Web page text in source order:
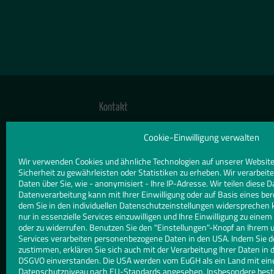
Cookie-Einwilligung verwalten
Wir verwenden Cookies und ähnliche Technologien auf unserer
Sicherheit zu gewährleisten oder Statistiken zu erheben. Wir
Daten über Sie, wie - anonymisiert - Ihre IP-Adresse. Wir teilen diese
Datenverarbeitung kann mit Ihrer Einwilligung oder auf Basis eines
dem Sie in den individuellen Datenschutzeinstellungen widersprechen
nur in essenzielle Services einzuwilligen und Ihre Einwilligung zu
oder zu widerrufen. Benutzen Sie den "Einstellungen"-Knopf an Ihrem
Services verarbeiten personenbezogene Daten in den USA. Indem Sie
zustimmen, erklären Sie sich auch mit der Verarbeitung Ihrer Daten in
DSGVO einverstanden. Die USA werden vom EuGH als ein Land mit
Datenschutzniveau nach EU-Standards angesehen. Insbesondere
Kontakt
TELEFON
E-MAIL
info@grellmann.de
WEBSITE
www.grellmann.de